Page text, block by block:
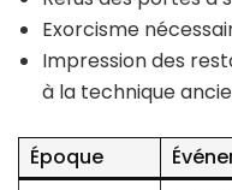
Exorcisme
Impression des
à la technique
Époque